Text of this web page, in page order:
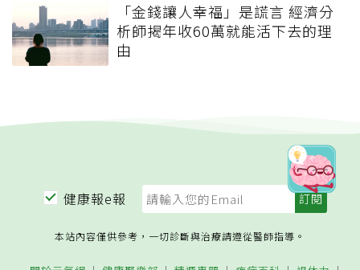
「金錢讓人幸福」是謊言 經濟分
析師揭年收60萬就能活下去的理
由
健康報e報
本站內容僅供參考，一切診斷與治療請遵從醫師指導。